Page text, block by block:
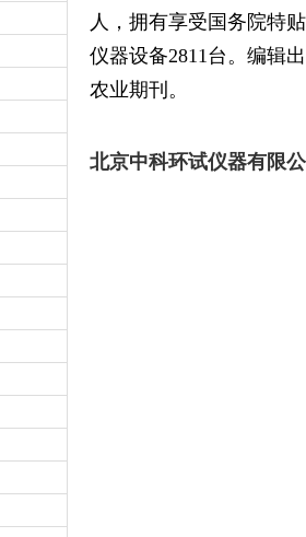
人，拥有享受国务院特
仪器设备2811台。编辑
农业期刊。
北京中科环试仪器有限